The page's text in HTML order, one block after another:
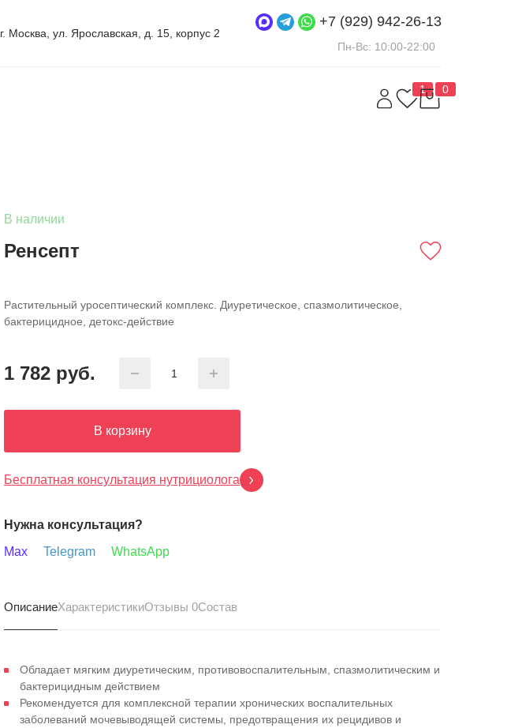
г. Москва, ул. Ярославская, д. 15, корпус 2
+7 (929) 942-26-13
Пн-Вс: 10:00-22:00
1 0
В наличии
Ренсепт
Растительный уросептический комплекс. Диуретическое, спазмолитическое,
бактерицидное, детокс-действие
1 782 руб.
В корзину
Бесплатная консультация нутрициолога
Нужна консультация?
Max
Telegram WhatsApp
ОписаниеХарактеристикиОтзывы 0Состав
Обладает мягким диуретическим, противовоспалительным, спазмолитическим и
бактерицидным действием
Рекомендуется для комплексной терапии хронических воспалительных
заболеваний мочевыводящей системы, предотвращения их рецидивов и